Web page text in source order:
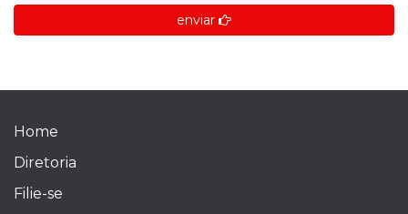
enviar
Home
Diretoria
Filie-se